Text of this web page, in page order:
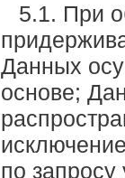
5.1. При
Данных
основе;
по запросу